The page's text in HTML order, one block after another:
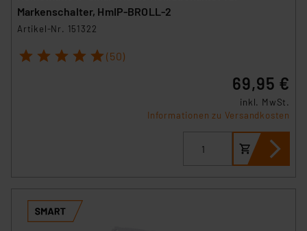
Markenschalter, HmIP-BROLL-2
Artikel-Nr. 151322
1 2 3 4 5 (50)
69,95 €
inkl. MwSt.
Informationen zu Versandkosten